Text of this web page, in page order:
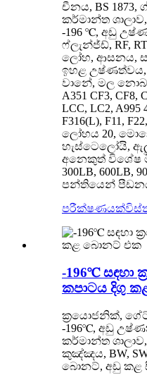
චීනය, BS
කර්මාන්ත
-196 ℃, අඩු
ෆ්ලැන්ජ්ඩ්, RF,
ලෝහ, ආසනය,
ඉහළ උෂ්ණත්වය,
වානේ, මල
A351 CF3, CF8,
LCC, LC2, A995
F316(L), F11,
ලෝහය 20,
හැස්ටෙලෝයි,
අනෙකුත් විශේෂ
300LB, 600LB,
පන්තියෙන්
පරීක්ෂණයක්
-196℃ සඳහා
කපාටය දිගු
ක්‍රයොජනික්,
-196℃, අඩු
කර්මාන්ත
කුඤ්ඤය, BW,
බොනට්, අඩු කළ